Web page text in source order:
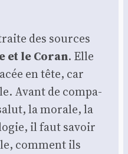
des sources
et le Coran. Elle
en tête, car
Avant de com­pa­
la morale, la
il faut savoir
com­ment ils